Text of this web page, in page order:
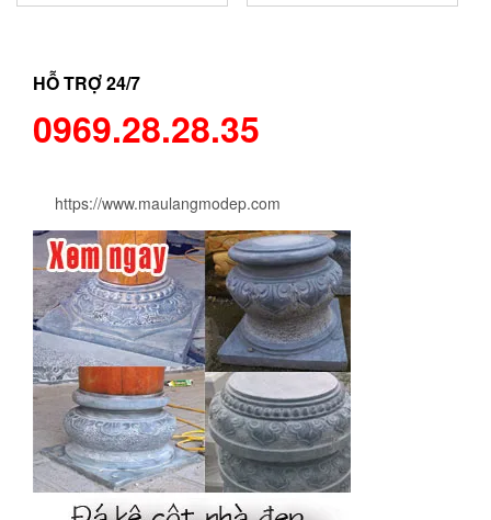
HỖ TRỢ 24/7
0969.28.28.35
https://www.maulangmodep.com